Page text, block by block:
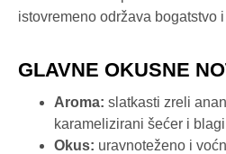
istovremeno održava bogatstvo
GLAVNE OKUSNE
Aroma: slatkasti zreli
karamelizirani šećer i
Okus: uravnoteženo i